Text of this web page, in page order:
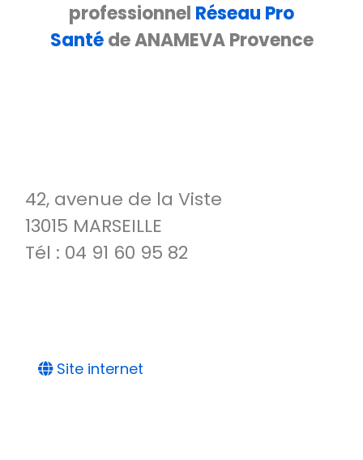
professionnel Réseau Pro
Santéde ANAMEVA Provence
42, avenue de la Viste
13015 MARSEILLE
Tél : 04 91 60 95 82
Site internet